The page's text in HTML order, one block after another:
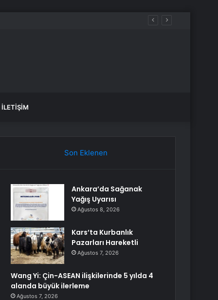
İLETIŞIM
Son Eklenen
Ankara’da Sağanak
Yağış Uyarısı
Ağustos 8, 2026
Kars’ta Kurbanlık
Pazarları Hareketli
Ağustos 7, 2026
Wang Yi: Çin-ASEAN ilişkilerinde 5 yılda 4
alanda büyük ilerleme
Ağustos 7, 2026